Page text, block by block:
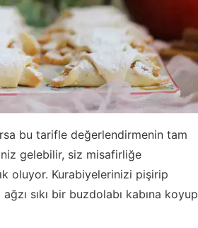
bu tarifle değerlendirmenin tam
gelebilir, siz misafirliğe
oluyor. Kurabiyelerinizi pişirip
sıkı bir buzdolabı kabına koyup